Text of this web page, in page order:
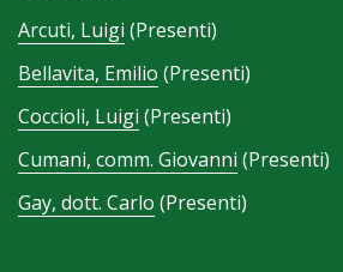
Arcuti, Luigi (Presenti)
Bellavita, Emilio (Presenti)
Coccioli, Luigi (Presenti)
Cumani, comm. Giovanni (Presenti)
Gay, dott. Carlo (Presenti)